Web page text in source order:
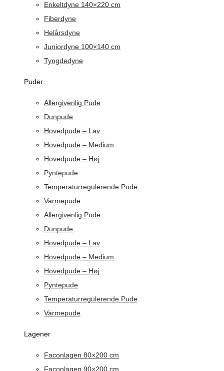
Enkeltdyne 140×220 cm
Fiberdyne
Helårsdyne
Juniordyne 100×140 cm
Tyngdedyne
Puder
Allergivenlig Pude
Dunpude
Hovedpude – Lav
Hovedpude – Medium
Hovedpude – Høj
Pyntepude
Temperaturregulerende Pude
Varmepude
Allergivenlig Pude
Dunpude
Hovedpude – Lav
Hovedpude – Medium
Hovedpude – Høj
Pyntepude
Temperaturregulerende Pude
Varmepude
Lagener
Faconlagen 80×200 cm
Faconlagen 90×200 cm